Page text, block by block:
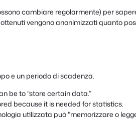
cambiare regolarmente) per
vengono anonimizzati quanto
e un periodo di scadenza.
be to “store certain data.”
because it is needed for statistics.
utilizzata può "memorizzare o